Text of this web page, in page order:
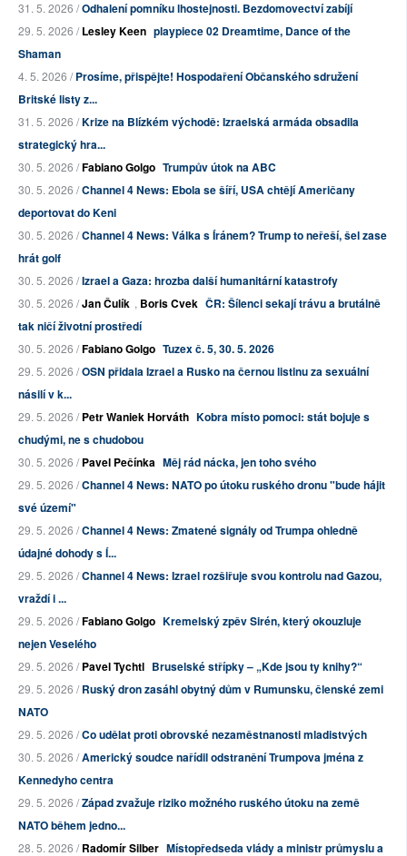
31. 5. 2026 /Odhalení pomníku lhostejnosti. Bezdomovectví zabíjí
29. 5. 2026 /Lesley Keen playpiece 02 Dreamtime, Dance of the
Shaman
4. 5. 2026 /Prosíme, přispějte! Hospodaření Občanského sdružení
Britské listy z...
31. 5. 2026 /Krize na Blízkém východě: Izraelská armáda obsadila
strategický hra...
30. 5. 2026 /Fabiano Golgo Trumpův útok na ABC
30. 5. 2026 /Channel 4 News: Ebola se šíří, USA chtějí Američany
deportovat do Keni
30. 5. 2026 /Channel 4 News: Válka s Íránem? Trump to neřeší, šel zase
hrát golf
30. 5. 2026 /Izrael a Gaza: hrozba další humanitární katastrofy
30. 5. 2026 /Jan Čulík , Boris Cvek ČR: Šílenci sekají trávu a brutálně
tak ničí životní prostředí
30. 5. 2026 /Fabiano Golgo Tuzex č. 5, 30. 5. 2026
29. 5. 2026 /OSN přidala Izrael a Rusko na černou listinu za sexuální
násilí v k...
29. 5. 2026 /Petr Waniek Horváth Kobra místo pomoci: stát bojuje s
chudými, ne s chudobou
30. 5. 2026 /Pavel Pečínka Měj rád nácka, jen toho svého
29. 5. 2026 /Channel 4 News: NATO po útoku ruského dronu "bude hájit
své území"
29. 5. 2026 /Channel 4 News: Zmatené signály od Trumpa ohledně
údajné dohody s Í...
29. 5. 2026 /Channel 4 News: Izrael rozšiřuje svou kontrolu nad Gazou,
vraždí i ...
29. 5. 2026 /Fabiano Golgo Kremelský zpěv Sirén, který okouzluje
nejen Veselého
29. 5. 2026 /Pavel Tychtl Bruselské střípky – „Kde jsou ty knihy?“
29. 5. 2026 /Ruský dron zasáhl obytný dům v Rumunsku, členské zemi
NATO
29. 5. 2026 /Co udělat proti obrovské nezaměstnanosti mladistvých
30. 5. 2026 /Americký soudce nařídil odstranění Trumpova jména z
Kennedyho centra
29. 5. 2026 /Západ zvažuje riziko možného ruského útoku na země
NATO během jedno...
28. 5. 2026 /Radomír Silber Místopředseda vlády a ministr průmyslu a